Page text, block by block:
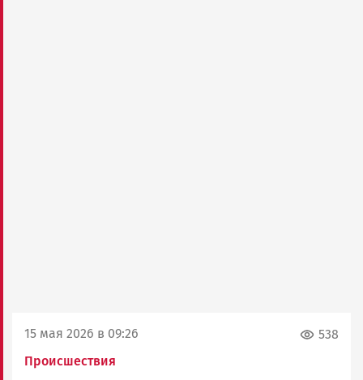
15 мая 2026 в 09:26
Происшествия
538